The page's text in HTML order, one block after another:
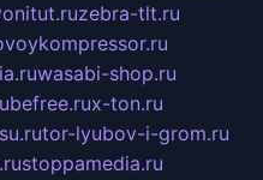
zebra-tlt.ru
wasabi-shop.ru
x-ton.ru
tor-lyubov-i-grom.ru
stoppamedia.ru